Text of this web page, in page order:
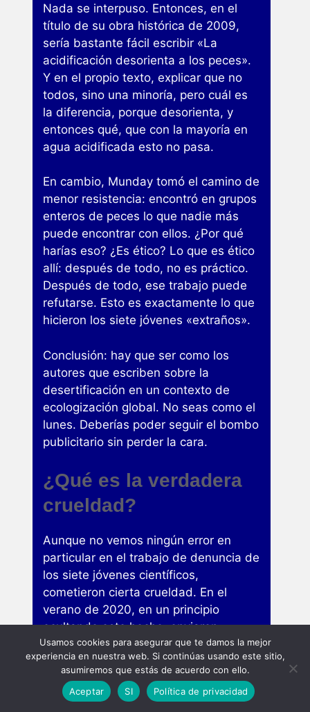
Nada se interpuso. Entonces, en el
título de su obra histórica de 2009,
sería bastante fácil escribir «La
acidificación desorienta a los peces».
Y en el propio texto, explicar que no
todos, sino una minoría, pero cuál es
la diferencia, porque desorienta, y
entonces qué, que con la mayoría en
agua acidificada esto no pasa.
En cambio, Munday tomó el camino de
menor resistencia: encontró en grupos
enteros de peces lo que nadie más
puede encontrar con ellos. ¿Por qué
harías eso? ¿Es ético? Lo que es ético
allí: después de todo, no es práctico.
Después de todo, ese trabajo puede
refutarse. Esto es exactamente lo que
hicieron los siete jóvenes «extraños».
Conclusión: hay que ser como los
autores que escriben sobre la
desertificación en un contexto de
ecologización global. No seas como el
lunes. Deberías poder seguir el bombo
publicitario sin perder la cara.
¿Qué es la verdadera
crueldad?
Aunque no vemos ningún error en
particular en el trabajo de denuncia de
los siete jóvenes científicos,
cometieron cierta crueldad. En el
verano de 2020, en un principio
ocultando este hecho, enviaron
solicitudes a organizaciones que
daban dinero por el trabajo de Mandai
y sus coautores. Estos son el
Australian Research Council, la US
Usamos cookies para asegurar que te damos la mejor
experiencia en nuestra web. Si continúas usando este sitio,
asumiremos que estás de acuerdo con ello.
Aceptar
SI Política de privacidad